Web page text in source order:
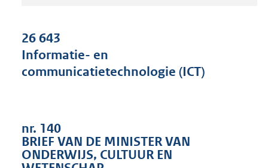
g
e
:
26 643
Informatie- en
communicatietechnologie (ICT)
nr. 140
BRIEF VAN DE MINISTER VAN
ONDERWIJS, CULTUUR EN